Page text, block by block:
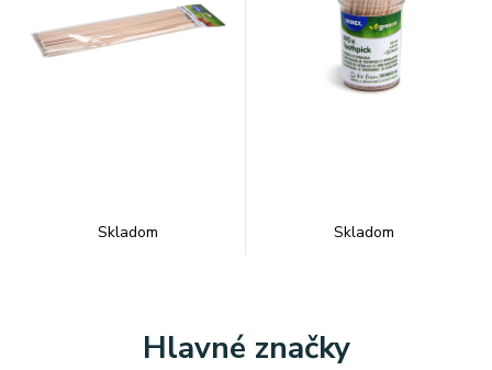
Skladom Skladom
Hlavné značky